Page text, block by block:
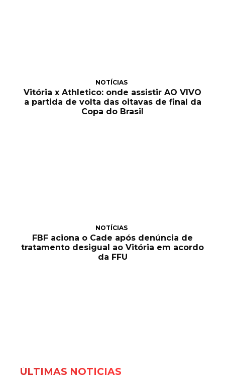
NOTÍCIAS
Vitória x Athletico: onde assistir AO VIVO
a partida de volta das oitavas de final da
Copa do Brasil
NOTÍCIAS
FBF aciona o Cade após denúncia de
tratamento desigual ao Vitória em acordo
da FFU
ÚLTIMAS NOTÍCIAS